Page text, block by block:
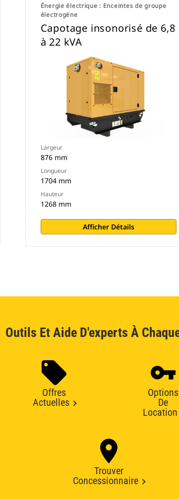
Énergie électrique : Enceintes de groupe
électrogène
Capotage insonorisé de 6,8
à 22 kVA
Largeur
876 mm
Longueur
1704 mm
Hauteur
1268 mm
Afficher Détails
Outils Et Aide D'experts À
Offres
Actuelles
Options
De
Location
Trouver
Concessionnaire